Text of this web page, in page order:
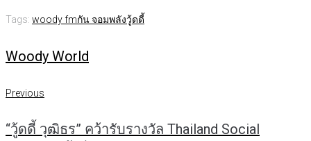
Tags: woody fmกัน จอมพลังวู้ดดี้
Woody World
แนะแนว
เรื่อง
Previous
Previous
“วู้ดดี้ วุฒิธร” คว้ารับรางวัล Thailand Social